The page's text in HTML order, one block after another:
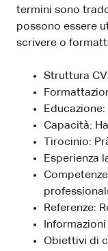
termini sono
possono essere
scrivere o
Struttura
Capacità:
Tirocinio:
Esperienza
Referenze:
Obiettivi di